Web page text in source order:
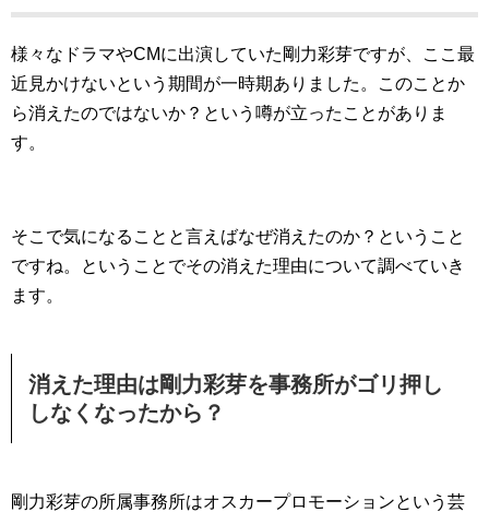
様々なドラマやCMに出演していた剛力彩芽ですが、ここ最
近見かけないという期間が一時期ありました。このことか
ら消えたのではないか？という噂が立ったことがありま
す。
そこで気になることと言えばなぜ消えたのか？ということ
ですね。ということでその消えた理由について調べていき
ます。
消えた理由は剛力彩芽を事務所がゴリ押し
しなくなったから？
剛力彩芽の所属事務所はオスカープロモーションという芸